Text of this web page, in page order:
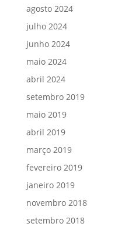
agosto 2024
julho 2024
junho 2024
maio 2024
abril 2024
setembro 2019
maio 2019
abril 2019
março 2019
fevereiro 2019
janeiro 2019
novembro 2018
setembro 2018